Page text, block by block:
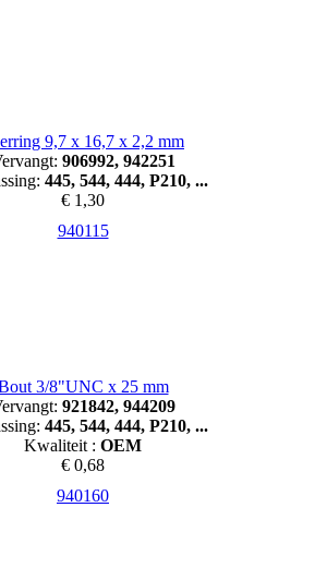
9,7 x 16,7 x 2,2 mm
906992, 942251
445, 544, 444, P210, ...
€ 1,30
940115
3/8"UNC x 25 mm
921842, 944209
445, 544, 444, P210, ...
Kwaliteit : OEM
€ 0,68
940160